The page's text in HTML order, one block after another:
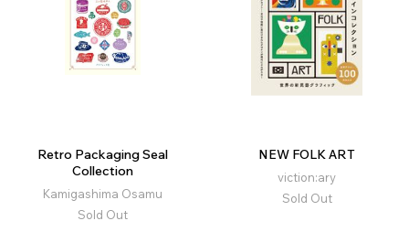
Retro Packaging Seal
Collection
Kamigashima Osamu
Sold Out
NEW FOLK ART
viction:ary
Sold Out